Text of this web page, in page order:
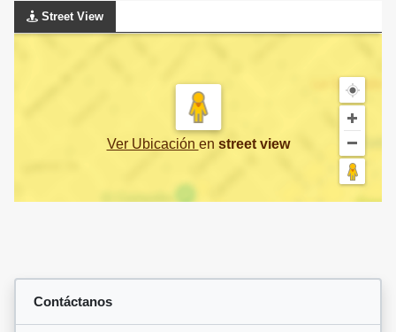
Street View
Ver Ubicación en street view
Contáctanos